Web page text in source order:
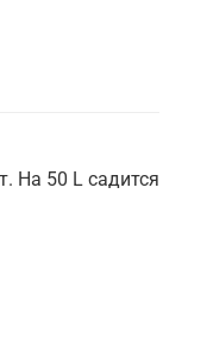
На 50 L садится